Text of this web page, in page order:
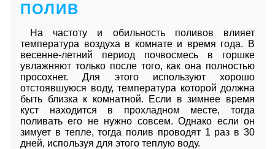
ПОЛИВ
На частоту и обильность поливов влияет
температура воздуха в комнате и время года. В
весенне-летний период почвосмесь в горшке
увлажняют только после того, как она полностью
просохнет. Для этого используют хорошо
отстоявшуюся воду, температура которой должна
быть близка к комнатной. Если в зимнее время
куст находится в прохладном месте, тогда
поливать его не нужно совсем. Однако если он
зимует в тепле, тогда полив проводят 1 раз в 30
дней, используя для этого теплую воду.